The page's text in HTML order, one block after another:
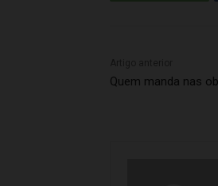
Quem manda nas